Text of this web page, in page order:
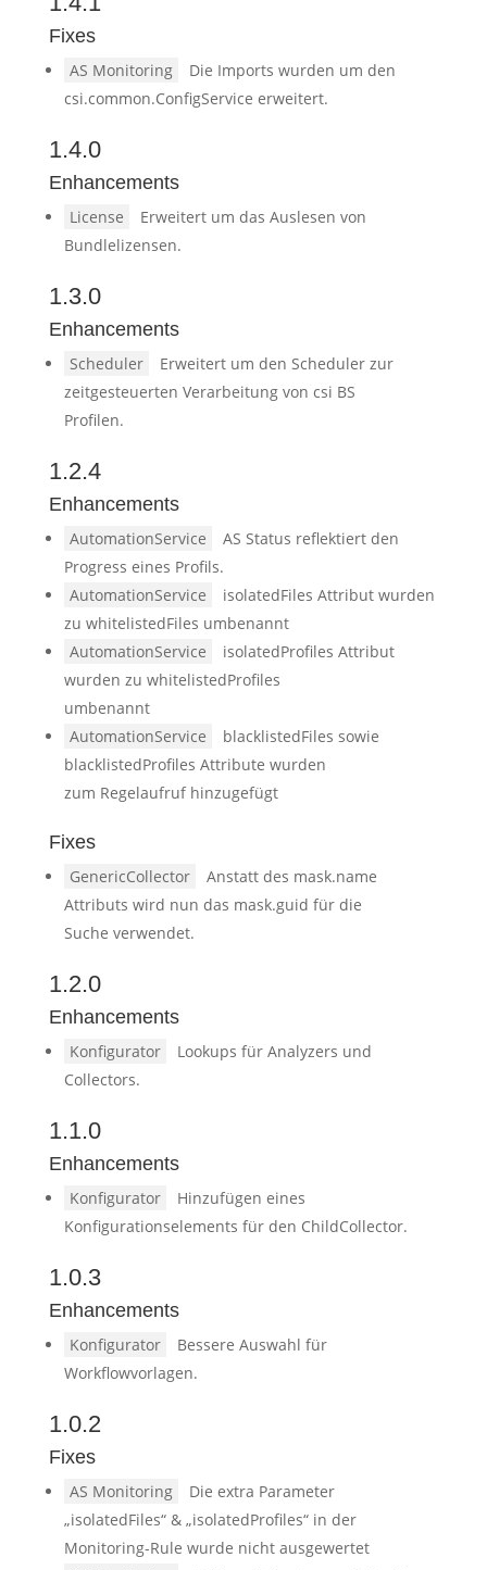
Fixes
AS Monitoring
Die Imports wurden um den
csi.common.ConfigService erweitert.
1.4.0
Enhancements
License
Erweitert um das Auslesen von
Bundlelizensen.
1.3.0
Enhancements
Scheduler
Erweitert um den Scheduler zur
zeitgesteuerten Verarbeitung von csi BS
Profilen.
1.2.4
Enhancements
AutomationService
AS Status reflektiert den
Progress eines Profils.
AutomationService
isolatedFiles Attribut wurden
zu whitelistedFiles umbenannt
AutomationService
isolatedProfiles Attribut
wurden zu whitelistedProfiles
umbenannt
AutomationService
blacklistedFiles sowie
blacklistedProfiles Attribute wurden
zum Regelaufruf hinzugefügt
Fixes
GenericCollector
Anstatt des mask.name
Attributs wird nun das mask.guid für die
Suche verwendet.
1.2.0
Enhancements
Konfigurator
Lookups für Analyzers und
Collectors.
1.1.0
Enhancements
Konfigurator
Hinzufügen eines
Konfigurationselements für den ChildCollector.
1.0.3
Enhancements
Konfigurator
Bessere Auswahl für
Workflowvorlagen.
1.0.2
Fixes
AS Monitoring
Die extra Parameter
„isolatedFiles“ & „isolatedProfiles“ in der
Monitoring-Rule wurde nicht ausgewertet